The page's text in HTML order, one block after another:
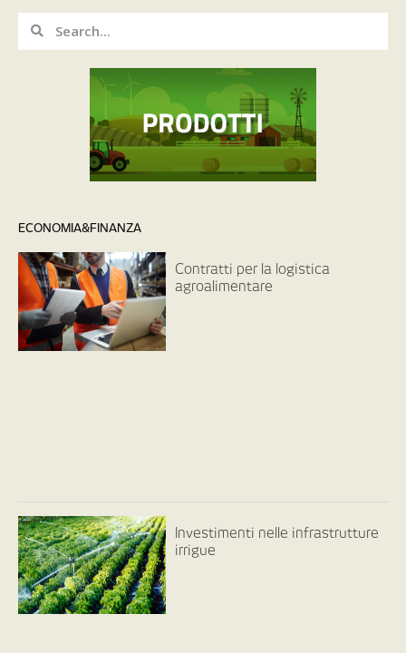
ECONOMIA&FINANZA
Contratti per la logistica
agroalimentare
Investimenti nelle infrastrutture
irrigue